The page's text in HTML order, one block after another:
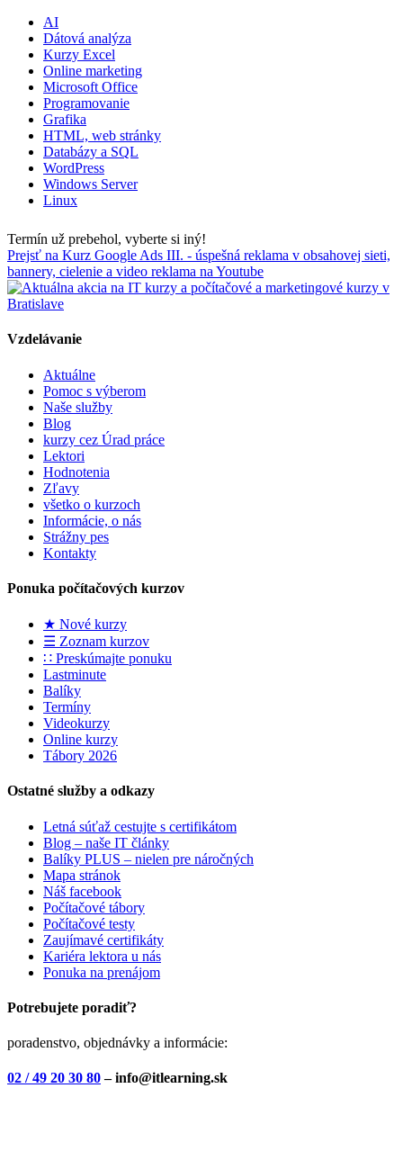
AI
Dátová analýza
Kurzy Excel
Online marketing
Microsoft Office
Programovanie
Grafika
HTML, web stránky
Databázy a SQL
WordPress
Windows Server
Linux
Termín už prebehol, vyberte si iný!
Prejsť na Kurz Google Ads III. - úspešná reklama v obsahovej sieti,
bannery, cielenie a video reklama na Youtube
Vzdelávanie
Aktuálne
Pomoc s výberom
Naše služby
Blog
kurzy cez Úrad práce
Lektori
Hodnotenia
Zľavy
všetko o kurzoch
Informácie, o nás
Strážny pes
Kontakty
Ponuka počítačových kurzov
★ Nové kurzy
☰ Zoznam kurzov
∷ Preskúmajte ponuku
Lastminute
Balíky
Termíny
Videokurzy
Online kurzy
Tábory 2026
Ostatné služby a odkazy
Letná súťaž cestujte s certifikátom
Blog – naše IT články
Balíky PLUS – nielen pre náročných
Mapa stránok
Náš facebook
Počítačové tábory
Počítačové testy
Zaujímavé certifikáty
Kariéra lektora u nás
Ponuka na prenájom
Potrebujete poradiť?
poradenstvo, objednávky a informácie:
02 / 49 20 30 80– info@itlearning.sk